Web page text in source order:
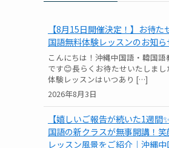
【8月15日開催決定！】お待た
国語無料体験レッスンのお知ら
2026年8月3日
こんにちは！沖縄中国語・韓国
です😊長らくお待たせいたしまし
体験レッスンはいつあり […]
【嬉しいご報告が続いた1週間
国語の新クラスが無事開講！
レッスン風景をご紹介｜沖縄